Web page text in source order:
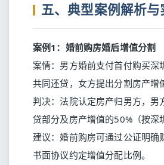
五、典型案例解析与
案例1：婚前购房婚后增值分割
案情：男方婚前支付首付购买深
共同还贷，女方提出分割房产增
判决：法院认定房产归男方，男
贷部分及房产增值的50%（按深
建议：婚前购房可通过公证明确
书面协议约定增值分配比例。